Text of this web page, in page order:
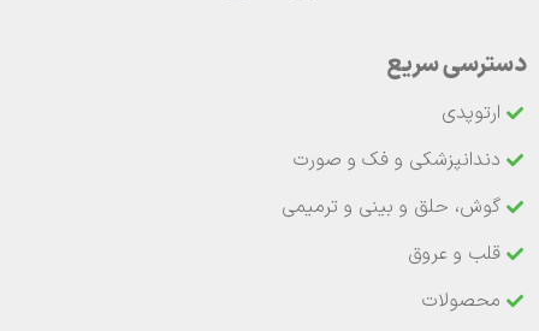
دسترسی سریع
ارتوپدی
دندانپزشکی و فک و صورت
گوش، حلق و بینی و ترمیمی
قلب و عروق
محصولات